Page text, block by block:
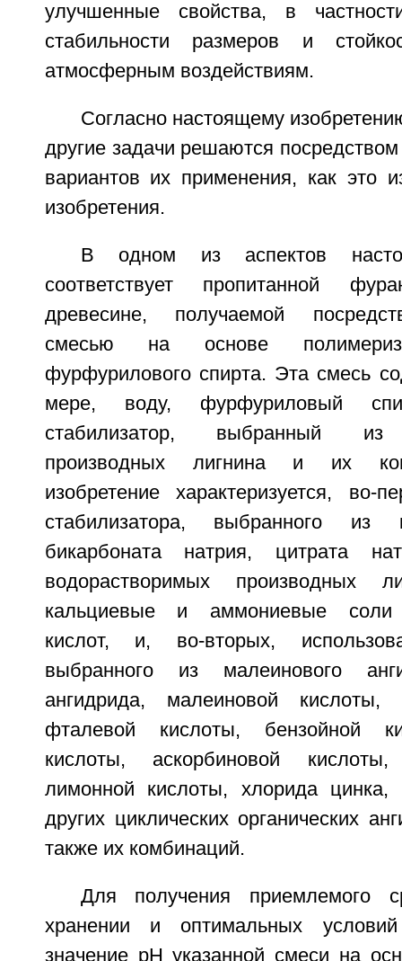
улучшенные свойства, в
стабильности размеров и
атмосферным воздействиям.
Согласно настоящему
другие задачи решаются
вариантов их применения, как это
изобретения.
В одном из аспектов
соответствует пропитанной
древесине, получаемой
смесью на основе
фурфурилового спирта. Эта смесь
мере, воду, фурфуриловый
стабилизатор, выбранный из
производных лигнина и их
изобретение характеризуется, во-
стабилизатора, выбранного из
бикарбоната натрия, цитрата
водорастворимых производных
кальциевые и аммониевые соли
кислот, и, во-вторых,
выбранного из малеинового
ангидрида, малеиновой кислоты,
фталевой кислоты, бензойной
кислоты, аскорбиновой
лимонной кислоты, хлорида
других циклических органических
также их комбинаций.
Для получения приемлемого
хранении и оптимальных условий
значение рН указанной смеси на